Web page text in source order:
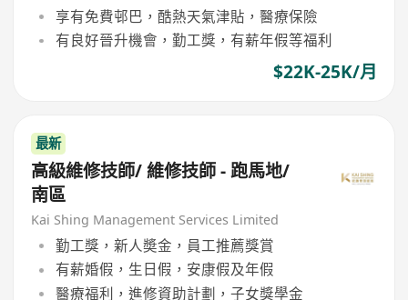
享有免費邨巴，酷熱天氣津貼，醫療保險
有良好晉升機會，勤工獎，有薪年假等福利
$22K-25K/月
最新
高級維修技師/ 維修技師 - 跑馬地/
南區
Kai Shing Management Services Limited
勤工獎，新人奬金，員工推薦獎賞
有薪婚假，生日假，安康假及年假
醫療福利，進修資助計劃，子女獎學金